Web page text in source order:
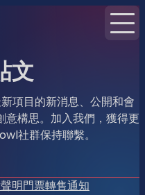
文
項目的新消息、公開和會
意構思。加入我們，獲得更
社群保持聯繫。
明門票轉售通知